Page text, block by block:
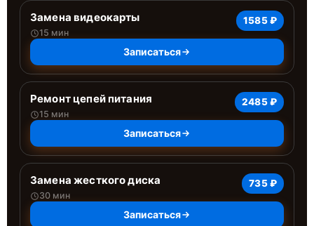
Замена видеокарты
15 мин
1585 ₽
Записаться
Ремонт цепей питания
15 мин
2485 ₽
Записаться
Замена жесткого диска
30 мин
735 ₽
Записаться